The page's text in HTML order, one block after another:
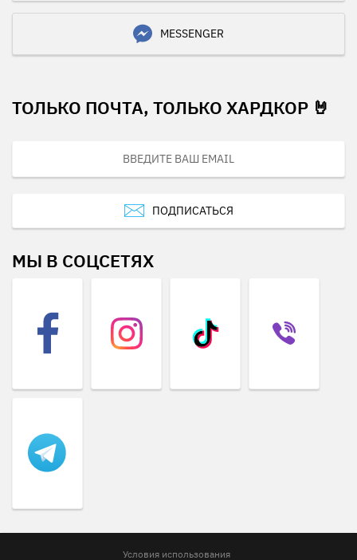
MESSENGER
ТОЛЬКО ПОЧТА, ТОЛЬКО ХАРДКОР 🤘
ПОДПИСАТЬСЯ
МЫ В СОЦСЕТЯХ
Условия использования